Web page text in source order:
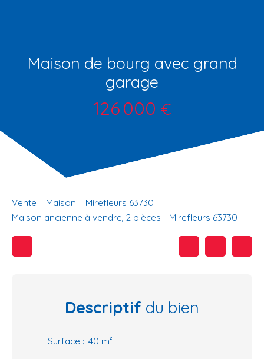
Maison de bourg avec grand
garage
126 000 €
Vente Maison
Mirefleurs 63730
Maison ancienne à vendre, 2 pièces - Mirefleurs 63730
Descriptif du bien
Surface : 40 m²